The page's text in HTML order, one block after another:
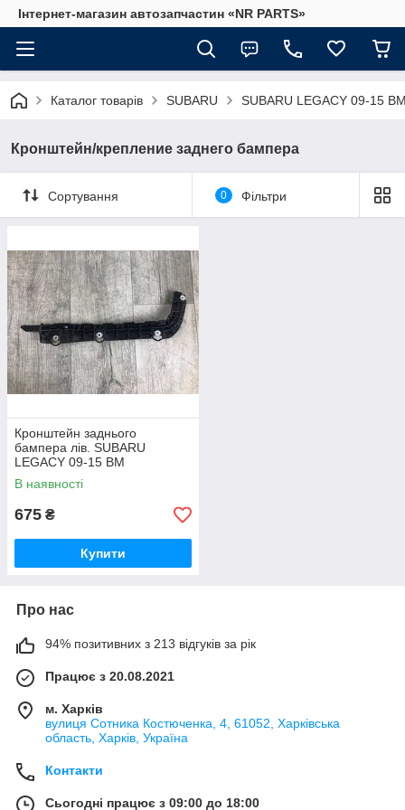
Інтернет-магазин автозапчастин «NR PARTS»
Каталог товарів SUBARU SUBARU LEGACY 09-15
Кронштейн/крепление заднего бампера
Сортування 0 Фільтри
Кронштейн заднього
бампера лів. SUBARU
LEGACY 09-15 BM
57707AJ31A
В наявності
675 ₴
Купити
Про нас
94% позитивних з 213 відгуків за рік
Працює з 20.08.2021
м. Харків
вулиця Сотника Костюченка, 4, 61052, Харківська
область, Харків, Україна
Контакти
Сьогодні працює з 09:00 до 18:00